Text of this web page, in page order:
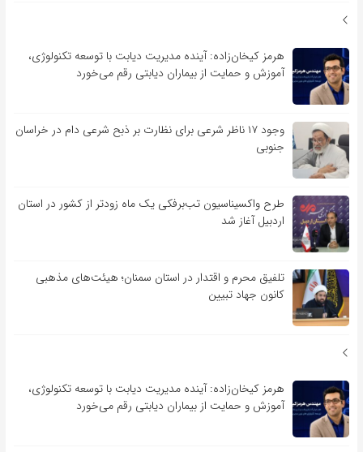
هرمز کیخان‌زاده: آینده مدیریت دیابت با توسعه تکنولوژی،
آموزش و حمایت از بیماران دیابتی رقم می‌خورد
وجود ۱۷ ناظر شرعی برای نظارت بر ذبح شرعی دام در خراسان
جنوبی
طرح واکسیناسیون تب‌برفکی یک ماه زودتر از کشور در استان
اردبیل آغاز شد
تلفیق محرم و اقتدار در استان سمنان؛ هیئت‌های مذهبی
کانون جهاد تبیین
هرمز کیخان‌زاده: آینده مدیریت دیابت با توسعه تکنولوژی،
آموزش و حمایت از بیماران دیابتی رقم می‌خورد